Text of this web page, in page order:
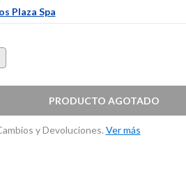
Plaza Spa
PRODUCTO AGOTADO
y Devoluciones. Ver más